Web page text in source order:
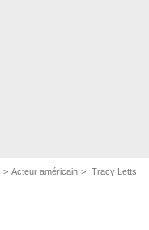
Acteur américain Tracy Letts